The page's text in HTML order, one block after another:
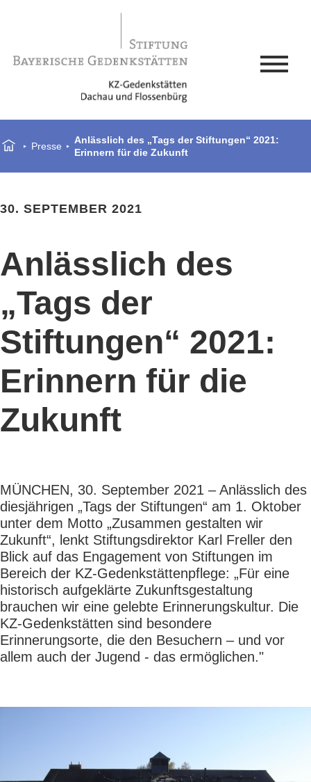
Presse
Anlässlich des „Tags der Stiftungen“ 2021:
Erinnern für die Zukunft
30. SEPTEMBER 2021
Anlässlich des
„Tags der
Stiftungen“ 2021:
Erinnern für die
Zukunft
MÜNCHEN, 30. September 2021 – Anlässlich des
diesjährigen „Tags der Stiftungen“ am 1. Oktober
unter dem Motto „Zusammen gestalten wir
Zukunft“, lenkt Stiftungsdirektor Karl Freller den
Blick auf das Engagement von Stiftungen im
Bereich der KZ-Gedenkstättenpflege: „Für eine
historisch aufgeklärte Zukunftsgestaltung
brauchen wir eine gelebte Erinnerungskultur. Die
KZ-Gedenkstätten sind besondere
Erinnerungsorte, die den Besuchern – und vor
allem auch der Jugend - das ermöglichen."